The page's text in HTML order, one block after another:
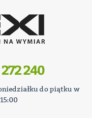
240
do piątku w